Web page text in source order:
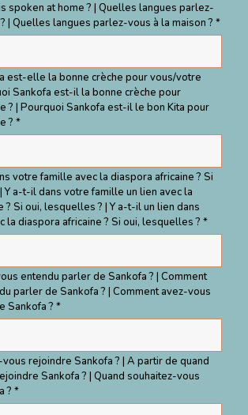
spoken at home ? | Quelles langues parlez-
| Quelles langues parlez-vous à la maison ? *
est-elle la bonne crèche pour vous/votre
Sankofa est-il la bonne crèche pour
? | Pourquoi Sankofa est-il le bon Kita pour
? *
votre famille avec la diaspora africaine ? Si
Y a-t-il dans votre famille un lien avec la
? Si oui, lesquelles ? | Y a-t-il un lien dans
la diaspora africaine ? Si oui, lesquelles ? *
entendu parler de Sankofa ? | Comment
parler de Sankofa ? | Comment avez-vous
Sankofa ? *
rejoindre Sankofa ? | A partir de quand
Sankofa ? | Quand souhaitez-vous
? *